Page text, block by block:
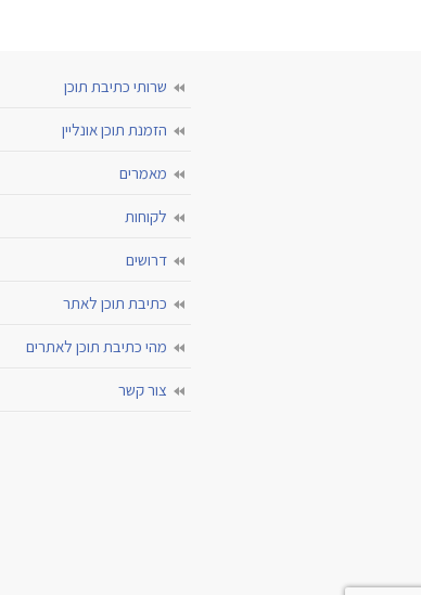
שרותי כתיבת תוכן
הזמנת תוכן אונליין
מאמרים
לקוחות
דרושים
כתיבת תוכן לאתר
מהי כתיבת תוכן לאתרים
צור קשר